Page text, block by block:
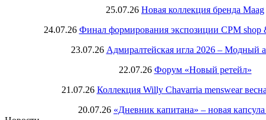
25.07.26 Новая коллекция бренда Maag
24.07.26 Финал формирования экспозиции CPM shop
23.07.26 Адмиралтейская игла 2026 – Модный
22.07.26 Форум «Новый ретейл»
21.07.26 Коллекция Willy Chavarria menswear
20.07.26 «Дневник капитана» – новая